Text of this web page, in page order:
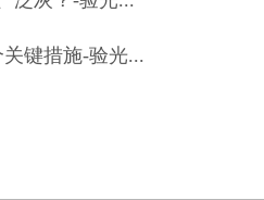
键措施-验光...